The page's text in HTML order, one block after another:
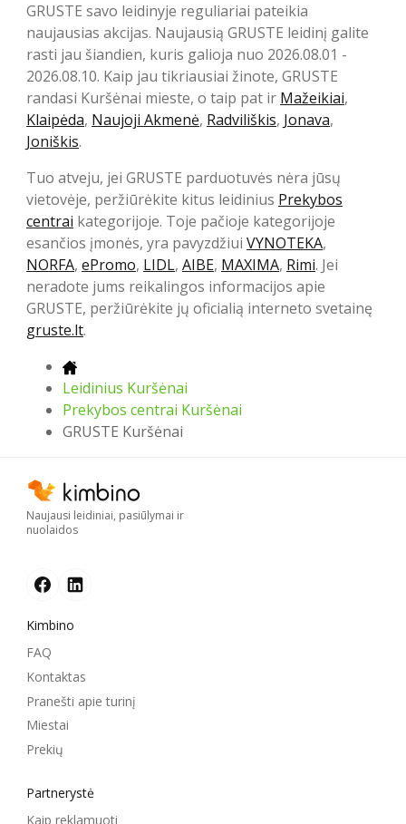
GRUSTE savo leidinyje reguliariai pateikia
naujausias akcijas. Naujausią GRUSTE leidinį galite
rasti jau šiandien, kuris galioja nuo 2026.08.01 -
2026.08.10. Kaip jau tikriausiai žinote, GRUSTE
randasi Kuršėnai mieste, o taip pat ir Mažeikiai,
Klaipėda, Naujoji Akmenė, Radviliškis, Jonava,
Joniškis.
Tuo atveju, jei GRUSTE parduotuvės nėra jūsų
vietovėje, peržiūrėkite kitus leidinius Prekybos
centrai kategorijoje. Toje pačioje kategorijoje
esančios įmonės, yra pavyzdžiui VYNOTEKA,
NORFA, ePromo, LIDL, AIBE, MAXIMA, Rimi. Jei
neradote jums reikalingos informacijos apie
GRUSTE, peržiūrėkite jų oficialią interneto svetainę
gruste.lt.
Leidinius Kuršėnai
Prekybos centrai Kuršėnai
GRUSTE Kuršėnai
Naujausi leidiniai, pasiūlymai ir
nuolaidos
Kimbino
FAQ
Kontaktas
Pranešti apie turinį
Miestai
Prekių
Partnerystė
Kaip reklamuoti